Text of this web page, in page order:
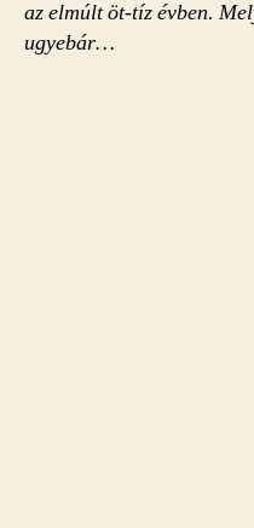
az elmúlt öt-tíz évben.
ugyebár…